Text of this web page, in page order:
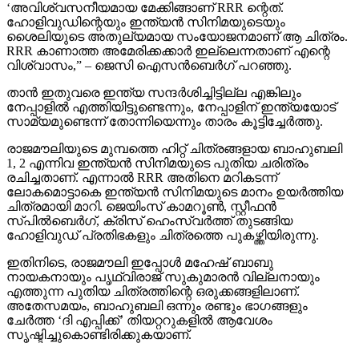
‘അവിശ്വസനീയമായ മേക്കിങ്ങാണ് RRR ന്റെത്.
ഹോളിവുഡിന്റെയും ഇന്ത്യന്‍ സിനിമയുടെയും
ശൈലിയുടെ അതുല്യമായ സംയോജനമാണ് ആ ചിത്രം.
RRR കാണാത്ത അമേരിക്കക്കാര്‍ ഇല്ലെന്നതാണ് എന്റെ
വിശ്വാസം,” – ജെസി ഐസന്‍ബെര്‍ഗ് പറഞ്ഞു.
താന്‍ ഇതുവരെ ഇന്ത്യ സന്ദര്‍ശിച്ചിട്ടില്ല എങ്കിലും
നേപ്പാളില്‍ എത്തിയിട്ടുണ്ടെന്നും, നേപ്പാളിന് ഇന്ത്യയോട്
സാമ്യമുണ്ടെന്ന് തോന്നിയെന്നും താരം കൂട്ടിച്ചേര്‍ത്തു.
രാജമൗലിയുടെ മുമ്പത്തെ ഹിറ്റ് ചിത്രങ്ങളായ ബാഹുബലി
1, 2 എന്നിവ ഇന്ത്യന്‍ സിനിമയുടെ പുതിയ ചരിത്രം
രചിച്ചതാണ്. എന്നാല്‍ RRR അതിനെ മറികടന്ന്
ലോകമൊട്ടാകെ ഇന്ത്യന്‍ സിനിമയുടെ മാനം ഉയര്‍ത്തിയ
ചിത്രമായി മാറി. ജെയിംസ് കാമറൂണ്‍, സ്റ്റീഫന്‍
സ്പില്‍ബെര്‍ഗ്, ക്രിസ് ഹെംസ്വര്‍ത്ത് തുടങ്ങിയ
ഹോളിവുഡ് പ്രതിഭകളും ചിത്രത്തെ പുകഴ്ത്തിയിരുന്നു.
ഇതിനിടെ, രാജമൗലി ഇപ്പോള്‍ മഹേഷ് ബാബു
നായകനായും പൃഥ്വിരാജ് സുകുമാരന്‍ വില്ലനായും
എത്തുന്ന പുതിയ ചിത്രത്തിന്റെ ഒരുക്കങ്ങളിലാണ്.
അതേസമയം, ബാഹുബലി ഒന്നും രണ്ടും ഭാഗങ്ങളും
ചേര്‍ത്ത ‘ദി എപ്പിക്ക്’ തിയറ്ററുകളില്‍ ആവേശം
സൃഷ്ടിച്ചുകൊണ്ടിരിക്കുകയാണ്.